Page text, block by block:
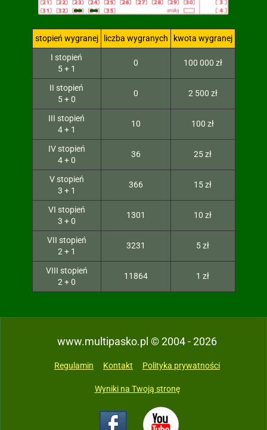
stopień wygranej liczba wygranych
kwota wygranej
I stopień
5 + 1
0 100 000 zł
II stopień
5 + 0
0 2 500 zł
III stopień
4 + 1
10 100 zł
IV stopień
4 + 0
36 25 zł
V stopień
3 + 1
366 15 zł
VI stopień
3 + 0
1301 10 zł
VII stopień
2 + 1
3231 5 zł
VIII stopień
2 + 0
11864 1 zł
www.multipasko.pl © 2004 - 2026
Regulamin Kontakt Polityka prywatności
Wyniki na Twoją stronę